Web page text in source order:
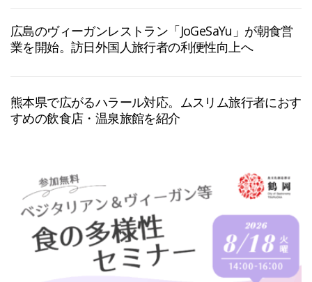
広島のヴィーガンレストラン「JoGeSaYu」が朝食営
業を開始。訪日外国人旅行者の利便性向上へ
熊本県で広がるハラール対応。ムスリム旅行者におす
すめの飲食店・温泉旅館を紹介